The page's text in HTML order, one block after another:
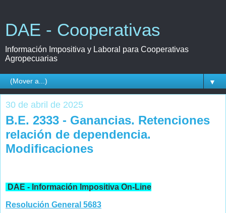
DAE - Cooperativas
Información Impositiva y Laboral para Cooperativas
Agropecuarias
▼
30 de abril de 2025
B.E. 2333 - Ganancias. Retenciones
relación de dependencia.
Modificaciones
DAE - Información Impositiva On-Line
Resolución General 5683